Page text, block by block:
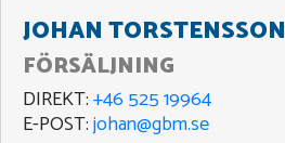
JOHAN TORSTENSSON
FÖRSÄLJNING
DIREKT:+46 525 19964
E-POST:johan@gbm.se